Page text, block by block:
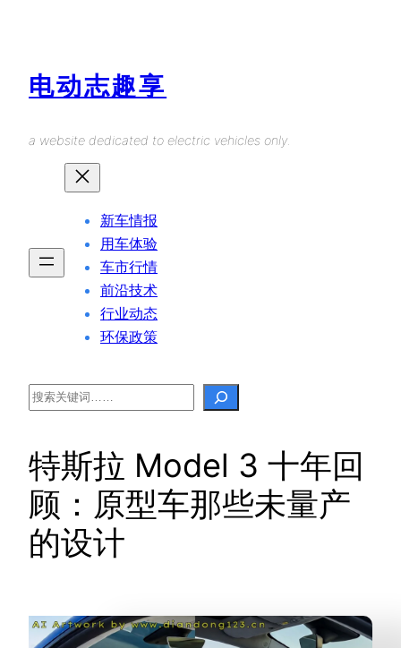
电动志趣享
a website dedicated to electric vehicles only.
新车情报
用车体验
车市行情
前沿技术
行业动态
环保政策
Search
特斯拉 Model 3 十年回
顾：原型车那些未量产
的设计